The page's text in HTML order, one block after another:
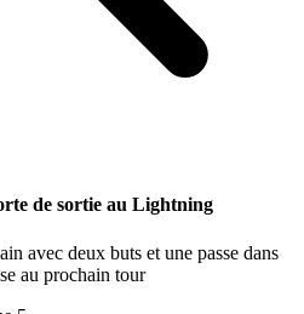
de sortie au Lightning
avec deux buts et une passe dans
au prochain tour